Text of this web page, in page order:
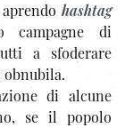
hashtag
campagne di
a sfoderare
obnubila.
di alcune
se il popolo